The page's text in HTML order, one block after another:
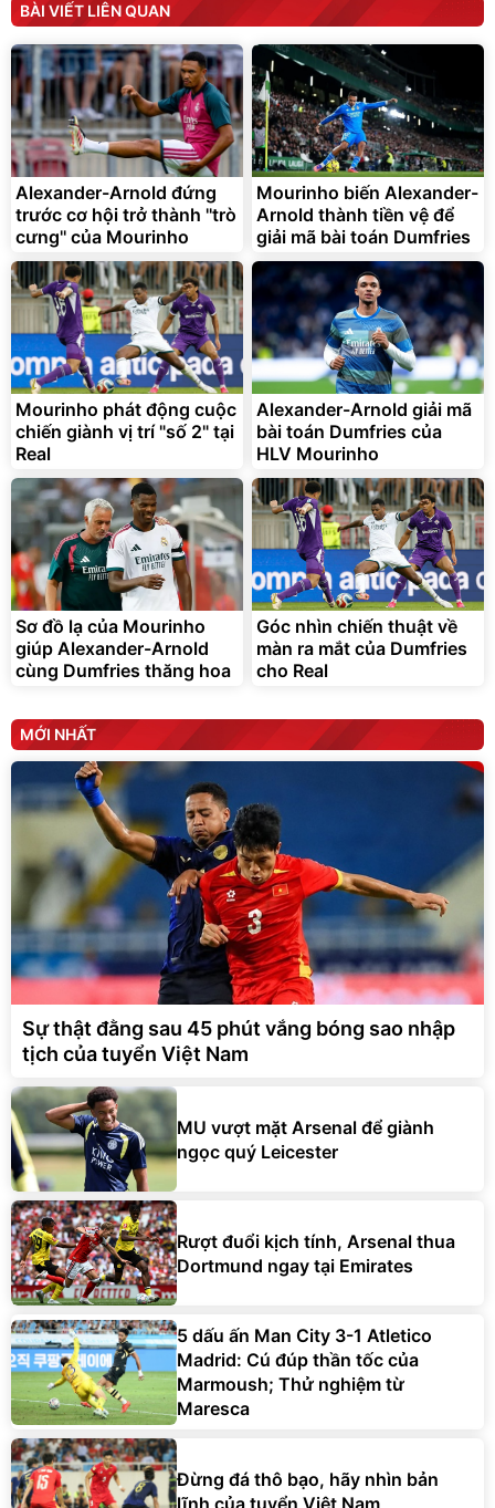
BÀI VIẾT LIÊN QUAN
Alexander-Arnold đứng
trước cơ hội trở thành ''trò
cưng'' của Mourinho
Mourinho biến Alexander-
Arnold thành tiền vệ để
giải mã bài toán Dumfries
Mourinho phát động cuộc
chiến giành vị trí "số 2" tại
Real
Alexander-Arnold giải mã
bài toán Dumfries của
HLV Mourinho
Sơ đồ lạ của Mourinho
giúp Alexander-Arnold
cùng Dumfries thăng hoa
Góc nhìn chiến thuật về
màn ra mắt của Dumfries
cho Real
MỚI NHẤT
Sự thật đằng sau 45 phút vắng bóng sao nhập
tịch của tuyển Việt Nam
MU vượt mặt Arsenal để giành
ngọc quý Leicester
Rượt đuổi kịch tính, Arsenal thua
Dortmund ngay tại Emirates
5 dấu ấn Man City 3-1 Atletico
Madrid: Cú đúp thần tốc của
Marmoush; Thử nghiệm từ
Maresca
Đừng đá thô bạo, hãy nhìn bản
lĩnh của tuyển Việt Nam